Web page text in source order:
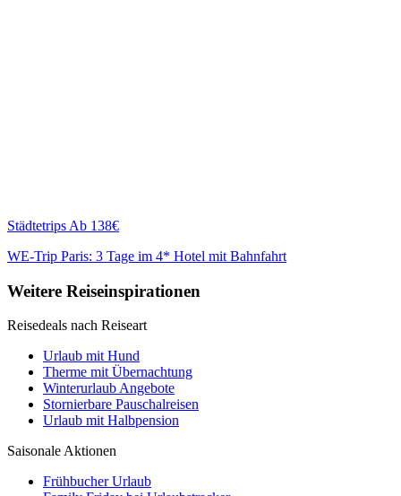
Städtetrips Ab 138€
WE-Trip Paris: 3 Tage im 4* Hotel mit Bahnfahrt
Weitere Reiseinspirationen
Reisedeals nach Reiseart
Urlaub mit Hund
Therme mit Übernachtung
Winterurlaub Angebote
Stornierbare Pauschalreisen
Urlaub mit Halbpension
Saisonale Aktionen
Frühbucher Urlaub